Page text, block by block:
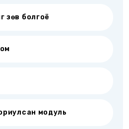
зөв болгоё
модуль